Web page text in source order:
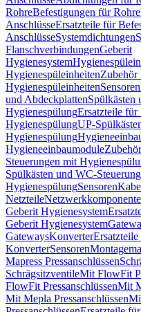
RohreBefestigungen für Rohre
AnschlüsseErsatzteile für
AnschlüsseSystemdichtungen
FlanschverbindungenGeberit
Hygienesystem
HygienespüleinheitenZubehör
HygienespüleinheitenSensoren
und AbdeckplattenSpülkästen
HygienespülungErsatzteile für
HygienespülungUP-
Hygienespülung
Hygieneeinbaumodule
Steuerungen mit
Spülkästen und WC-
HygienespülungSensoren
Netzteile
Geberit Hygienesystem
Geberit Hygienesystem
GatewaysKonverter
KonverterSensoren
Mapress Pressanschlüssen
SchrägsitzventileMit FlowFit
FlowFit PressanschlüssenMit
Mit Mepla Pressanschlüssen